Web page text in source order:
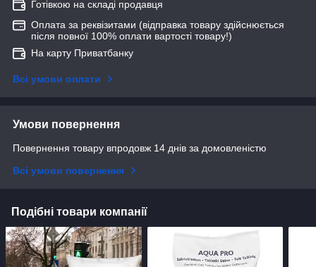
Готівкою на складі продавця
Оплата за реквізитами (відправка товару здійснюється
після повної 100% оплати вартості товару!)
На карту Приватбанку
Всі умови оплати
Умови повернення
Повернення товару впродовж 14 днів за домовленістю
Всі умови повернення
Подібні товари компанії